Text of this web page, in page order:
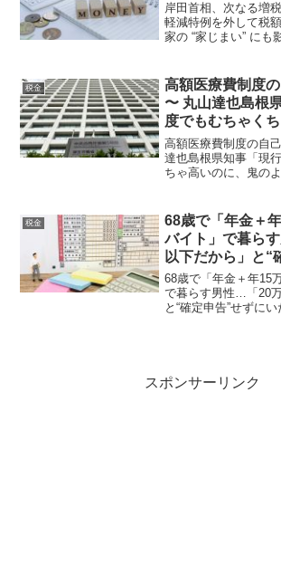
岸田首相、次なる増
軽減特例を外して税
家の “家じまい” に
直す検討に入った。
る特例から外す方...
税金
高額医療費制度
〜 丸山達也島根
度でもむちゃく
のような改正案」
高額医療費制度の自
達也島根県知事「現
ちゃ高いのに、鬼の
不意の病に冒されて
なっても、日本には
税金
68歳で「年金＋
バイト」で暮ら
以下だから」と“
いたら
68歳で「年金＋年15
で暮らす男性…「20万
と“確定申告”せずに
スポンサーリンク